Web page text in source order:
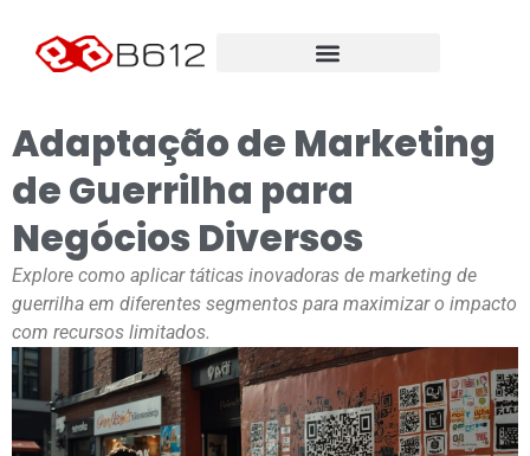
Adaptação de Marketing
de Guerrilha para
Negócios Diversos
Explore como aplicar táticas inovadoras de marketing de
guerrilha em diferentes segmentos para maximizar o impacto
com recursos limitados.